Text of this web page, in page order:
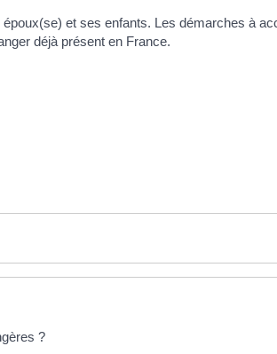
et ses enfants. Les démarches à
déjà présent en France.
?